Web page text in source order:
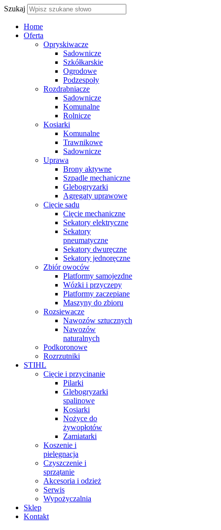
Szukaj
Home
Oferta
Opryskiwacze
Sadownicze
Szkółkarskie
Ogrodowe
Podzespoły
Rozdrabniacze
Sadownicze
Komunalne
Rolnicze
Kosiarki
Komunalne
Trawnikowe
Sadownicze
Uprawa
Brony aktywne
Szpadle mechaniczne
Glebogryzarki
Agregaty uprawowe
Cięcie sadu
Cięcie mechaniczne
Sekatory elektryczne
Sekatory
pneumatyczne
Sekatory dwuręczne
Sekatory jednoręczne
Zbiór owoców
Platformy samojezdne
Wózki i przyczepy
Platformy zaczepiane
Maszyny do zbioru
Rozsiewacze
Nawozów sztucznych
Nawozów
naturalnych
Podkoronowe
Rozrzutniki
STIHL
Cięcie i przycinanie
Pilarki
Glebogryzarki
spalinowe
Kosiarki
Nożyce do
żywopłotów
Zamiatarki
Koszenie i
pielęgnacja
Czyszczenie i
sprzątanie
Akcesoria i odzież
Serwis
Wypożyczalnia
Sklep
Kontakt